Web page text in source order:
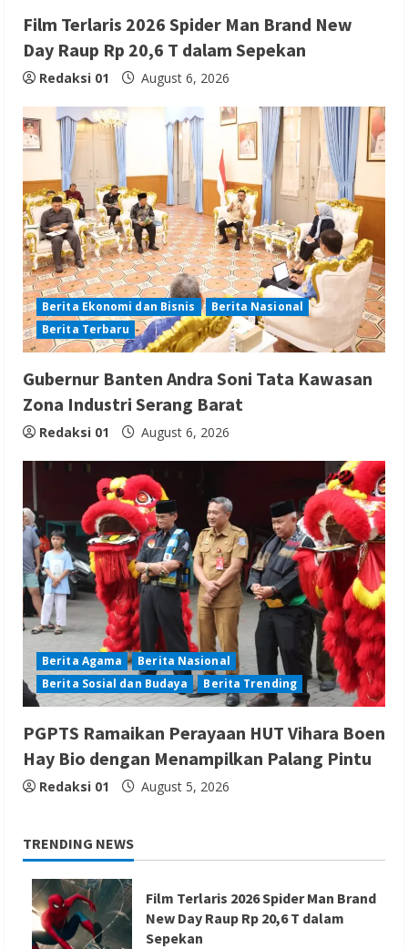
Film Terlaris 2026 Spider Man Brand New
Day Raup Rp 20,6 T dalam Sepekan
Redaksi 01 August 6, 2026
Berita Ekonomi dan Bisnis
Berita Nasional
Berita Terbaru
Gubernur Banten Andra Soni Tata Kawasan
Zona Industri Serang Barat
Redaksi 01 August 6, 2026
Berita Agama
Berita Nasional
Berita Sosial dan Budaya
Berita Trending
PGPTS Ramaikan Perayaan HUT Vihara Boen
Hay Bio dengan Menampilkan Palang Pintu
Redaksi 01 August 5, 2026
TRENDING NEWS
Film Terlaris 2026 Spider Man Brand
New Day Raup Rp 20,6 T dalam
Sepekan